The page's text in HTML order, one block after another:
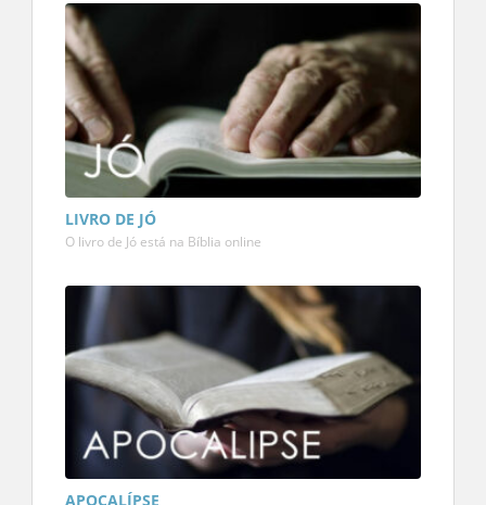
LIVRO DE JÓ
O livro de Jó está na Bíblia online
APOCALÍPSE